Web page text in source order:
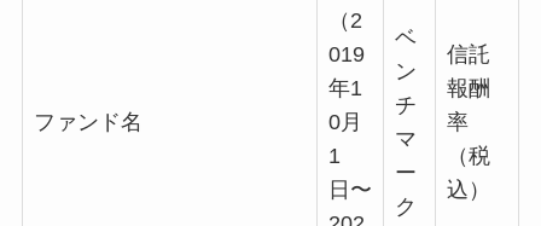
ファンド名
（2
019
年1
0月
1
日〜
ベ
ン
チ
マ
ー
ク
信託
報酬
率
（税
込）